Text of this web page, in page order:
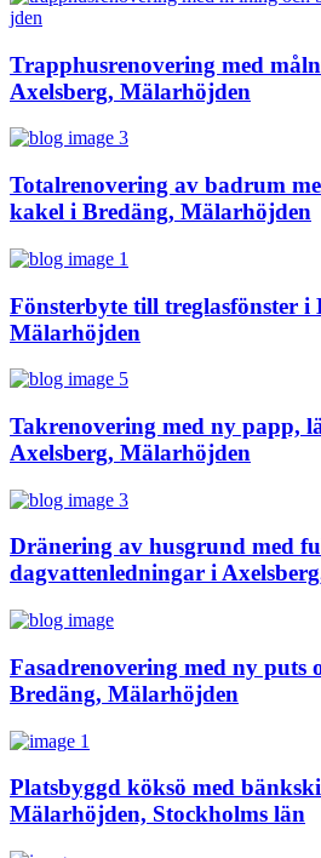
Trapphusrenovering med
Axelsberg, Mälarhöjden
Totalrenovering av badrum
kakel i Bredäng, Mälarhöjden
Fönsterbyte till treglasfönster i
Mälarhöjden
Takrenovering med ny papp,
Axelsberg, Mälarhöjden
Dränering av husgrund med
dagvattenledningar i
Fasadrenovering med ny puts
Bredäng, Mälarhöjden
Platsbyggd köksö med
Mälarhöjden, Stockholms län